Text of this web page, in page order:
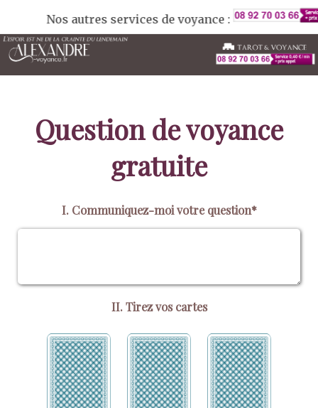
Nos autres services de voyance :
Question de voyance
gratuite
I. Communiquez-moi votre question*
II. Tirez vos cartes